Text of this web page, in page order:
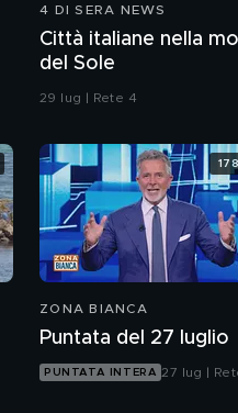
PROSSIMO VIDEO
4 DI SERA NEWS
Città italiane nella
del Sole
29 lug | Rete 4
ZONA BIANCA
Puntata del 27 luglio
PUNTATA INTERA 27 lug |